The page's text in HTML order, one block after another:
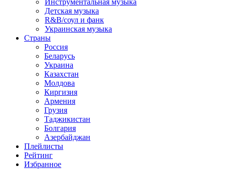
Инструментальная музыка
Детская музыка
R&B/cоул и фанк
Украинская музыка
Страны
Россия
Беларусь
Украина
Казахстан
Молдова
Киргизия
Армения
Грузия
Таджикистан
Болгария
Азербайджан
Плейлисты
Рейтинг
Избранное